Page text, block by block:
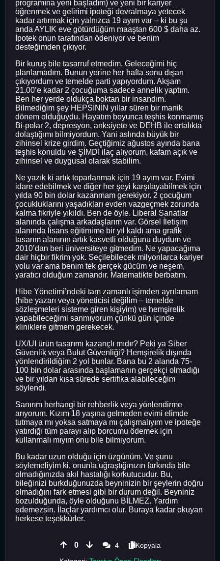
programına yeni başladım) ve yeni bir kariyer
öğrenmek ve gelirimi ipoteği devralmaya yetecek
kadar artırmak için yalnızca 19 ayım var – ki bu şu
anda AYLIK eve götürdüğüm maaştan 600 $ daha az.
İpotek onun tarafından ödeniyor ve benim
desteğimden çıkıyor.
Bir kuruş bile tasarruf etmedim. Geleceğimi hiç
planlamadım. Bunun yerine her hafta sonu dışarı
çıkıyordum ve temelde parti yapıyordum. Akşam
21.00’e kadar 2 çocuğuma sadece annelik yaptım.
Ben her yerde oldukça boktan bir insandım.
Bilmediğim şey HEPSİNİN yıllar süren bir manik
dönem olduğuydu. Hayatım boyunca teşhis konmamış
Bi-polar 2, depresyon, anksiyete ve DEHB ile ortalıkta
dolaştığımı bilmiyordum. Yani aslında büyük bir
zihinsel krize girdim. Geçtiğimiz ağustos ayında bana
teşhis konuldu ve ŞİMDİ ilaç alıyorum, kafam açık ve
zihinsel ve duygusal olarak stabilim.
Ne yazık ki artık toparlanmak için 19 ayım var. Evimi
idare edebilmek ve diğer her şeyi karşılayabilmek için
yılda 90 bin dolar kazanmam gerekiyor. 2 çocuğum
çocukluklarını yaşadıkları evden vazgeçmek zorunda
kalma fikriyle yıkıldı. Ben de öyle. Liberal Sanatlar
alanında çalışma arkadaşlarım var. Görsel İletişim
alanında lisans eğitimime bir yıl kaldı ama grafik
tasarım alanının artık kasvetli olduğunu duydum ve
2010’dan beri üniversiteye gitmedim. Ne yapacağıma
dair hiçbir fikrim yok. Seçilebilecek milyonlarca kariyer
yolu var ama benim tek gerçek gücüm ve neşem,
yaratıcı olduğum zamandır. Matematikte berbatım.
Hibe Yönetimi’ndeki tam zamanlı işimden ayrılamam
(hibe yazarı veya yöneticisi değilim – temelde
sözleşmeleri sisteme giren kişiyim) ve hemşirelik
yapabileceğimi sanmıyorum çünkü gün içinde
kliniklere gitmem gerekecek.
UX/UI ürün tasarımı kazançlı mıdır? Peki ya Siber
Güvenlik veya Bulut Güvenliği? Hemşirelik dışında
yönlendirildiğim 2 yol bunlar. Bana bu 2 alanda 75-
100 bin dolar arasında başlamanın gerçekçi olmadığı
ve bir yıldan kısa sürede sertifika alabileceğim
söylendi.
Sanırım herhangi bir rehberlik veya yönlendirme
arıyorum. Kızım 18 yaşına gelmeden evimi elimde
tutmaya mı yoksa satmaya mı çalışmalıyım ve ipoteğe
yatırdığı tüm parayı alıp borcumu ödemek için
kullanmalı mıyım onu ​​bile bilmiyorum.
Bu kadar uzun olduğu için üzgünüm. Ve şunu
söylemeliyim ki, onunla uğraştığınızın farkında bile
olmadığınızda akıl hastalığı korkutucudur. Bu,
bileğinizi burkduğunuzda beyninizin bir şeylerin doğru
olmadığını fark etmesi gibi bir durum değil. Beyniniz
bozulduğunda, öyle olduğunu BİLMEZ. Yardım
edemezsin. İlaçlar yardımcı olur. Buraya kadar okuyan
herkese teşekkürler.
0 4
Kopyala